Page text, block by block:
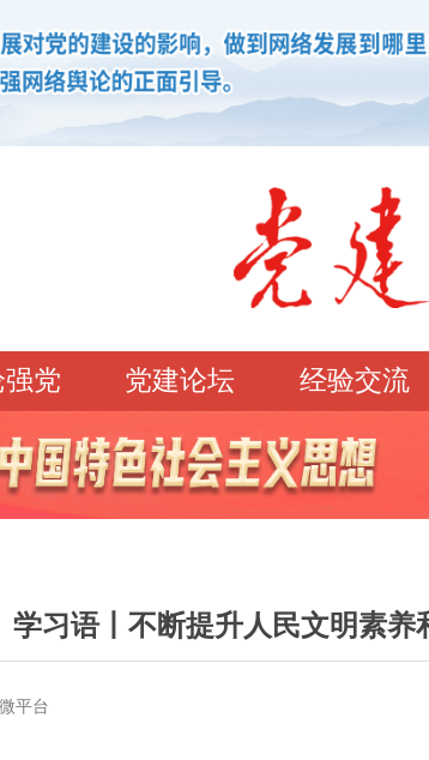
党 党建论坛 经验交流
学习园地 理论强党 党
先锋模范 学史明理 经
学习语丨不断提升人民文明素养
平台